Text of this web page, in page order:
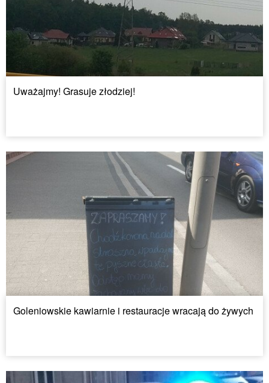
Uważajmy! Grasuje złodziej!
Goleniowskie kawiarnie i restauracje wracają do żywych